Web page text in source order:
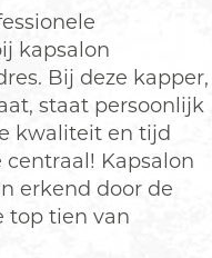
kapsalon
Bij deze kapper,
staat persoonlijk
kwaliteit en tijd
Kapsalon
erkend door de
top tien van